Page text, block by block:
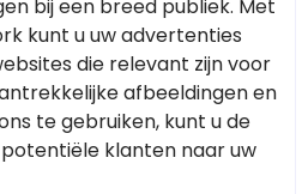
bij een breed publiek. Met
kunt u uw advertenties
die relevant zijn voor
afbeeldingen en
te gebruiken, kunt u de
klanten naar uw